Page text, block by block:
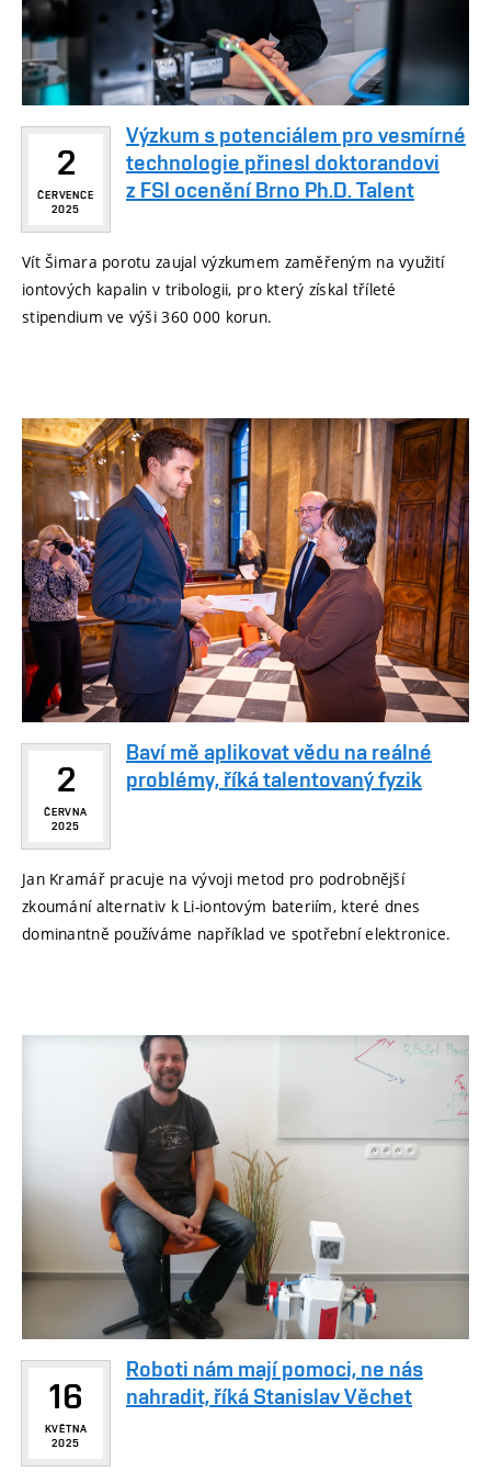
2
ČERVENCE
2025
Výzkum s potenciálem pro vesmírné
technologie přinesl doktorandovi
z FSI ocenění Brno Ph.D. Talent
Vít Šimara porotu zaujal výzkumem zaměřeným na využití
iontových kapalin v tribologii, pro který získal tříleté
stipendium ve výši 360 000 korun.
2
ČERVNA
2025
Baví mě aplikovat vědu na reálné
problémy, říká talentovaný fyzik
Jan Kramář pracuje na vývoji metod pro podrobnější
zkoumání alternativ k Li-iontovým bateriím, které dnes
dominantně používáme například ve spotřební elektronice.
16
KVĚTNA
2025
Roboti nám mají pomoci, ne nás
nahradit, říká Stanislav Věchet